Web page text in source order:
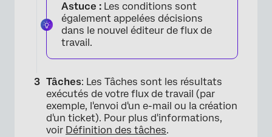
Astuce : Les conditions sont
également appelées décisions
dans le nouvel éditeur de flux de
travail.
Tâches: Les Tâches sont les résultats
exécutés de votre flux de travail (par
exemple, l'envoi d'un e-mail ou la création
d'un ticket). Pour plus d'informations,
voir Définition des tâches.